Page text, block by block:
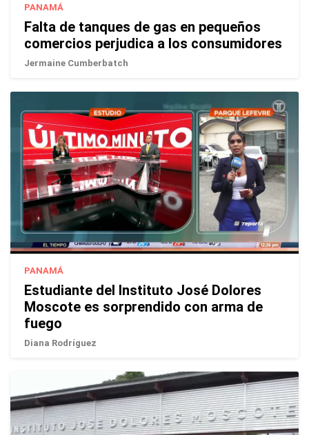
PANAMÁ
Falta de tanques de gas en pequeños
comercios perjudica a los consumidores
Jermaine Cumberbatch
PANAMÁ
Estudiante del Instituto José Dolores
Moscote es sorprendido con arma de
fuego
Diana Rodríguez